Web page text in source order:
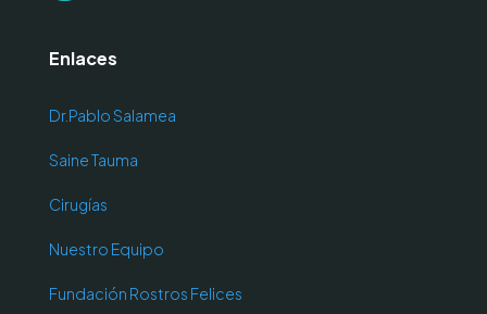
Enlaces
Dr.Pablo Salamea
Saine Tauma
Cirugías
Nuestro Equipo
Fundación Rostros Felices